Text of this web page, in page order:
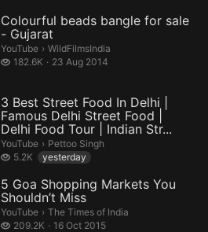
Colourful beads bangle for sale
- Gujarat
YouTube › WildFilmsIndia.
WildFilmsIndia
182.6K
182.6 thousand views
23 Aug 2014
3 Best Street Food In Delhi |
Famous Delhi Street Food |
Delhi Food Tour | Indian Str...
YouTube › Pettoo Singh.
Pettoo Singh
5.2K
5.2 thousand views
yesterday
5 Goa Shopping Markets You
Shouldn’t Miss
YouTube › The Times of India.
The Times of India
209.2K
209.2 thousand views
16 Oct 2015